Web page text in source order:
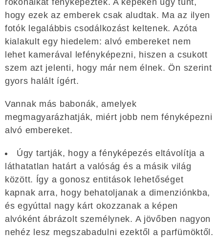
hogy ezek az emberek csak aludtak. Ma az ilyen
fotók legalábbis csodálkozást keltenek. Azóta
kialakult egy hiedelem: alvó embereket nem
lehet kamerával lefényképezni, hiszen a csukott
szem azt jelenti, hogy már nem élnek. Ön szerint
gyors halált ígért.
Vannak más babonák, amelyek
megmagyarázhatják, miért jobb nem fényképezni
alvó embereket.
Úgy tartják, hogy a fényképezés eltávolítja a
láthatatlan határt a valóság és a másik világ
között. Így a gonosz entitások lehetőséget
kapnak arra, hogy behatoljanak a dimenziónkba,
és egyúttal nagy kárt okozzanak a képen
alvóként ábrázolt személynek. A jövőben nagyon
nehéz lesz megszabadulni ezektől a parfümöktől.